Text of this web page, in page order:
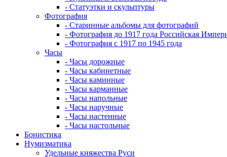
- Статуэтки и скульптуры
Фотография
- Старинные альбомы для фотографий
- Фотография до 1917 года Российская
- Фотография с 1917 по 1945 года
Часы
- Часы дорожные
- Часы кабинетные
- Часы каминные
- Часы карманные
- Часы напольные
- Часы наручные
- Часы настенные
- Часы настольные
Бонистика
Нумизматика
Удельные княжества Руси